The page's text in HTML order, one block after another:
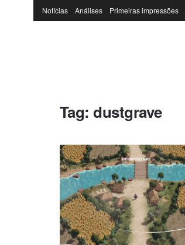
Notícias Análises Primeiras impressões
Tag:dustgrave